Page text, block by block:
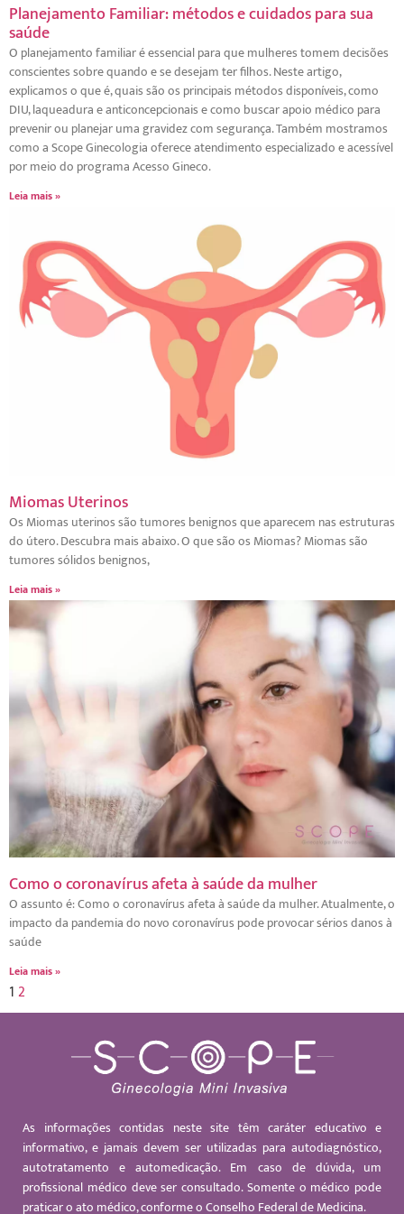
Planejamento Familiar: métodos e cuidados para sua
saúde
O planejamento familiar é essencial para que mulheres tomem decisões
conscientes sobre quando e se desejam ter filhos. Neste artigo,
explicamos o que é, quais são os principais métodos disponíveis, como
DIU, laqueadura e anticoncepcionais e como buscar apoio médico para
prevenir ou planejar uma gravidez com segurança. Também mostramos
como a Scope Ginecologia oferece atendimento especializado e acessível
por meio do programa Acesso Gineco.
Leia mais »
Miomas Uterinos
Os Miomas uterinos são tumores benignos que aparecem nas estruturas
do útero. Descubra mais abaixo. O que são os Miomas? Miomas são
tumores sólidos benignos,
Leia mais »
Como o coronavírus afeta à saúde da mulher
O assunto é: Como o coronavírus afeta à saúde da mulher. Atualmente, o
impacto da pandemia do novo coronavírus pode provocar sérios danos à
saúde
Leia mais »
12
As informações contidas neste site têm caráter educativo e
informativo, e jamais devem ser utilizadas para autodiagnóstico,
autotratamento e automedicação. Em caso de dúvida, um
profissional médico deve ser consultado. Somente o médico pode
praticar o ato médico, conforme o Conselho Federal de Medicina.